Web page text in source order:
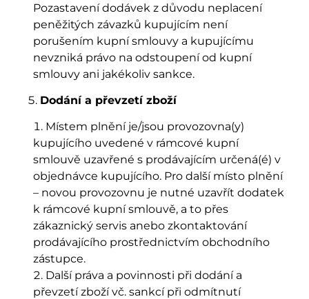
Pozastavení dodávek z důvodu neplacení
peněžitých závazků kupujícím není
porušením kupní smlouvy a kupujícímu
nevzniká právo na odstoupení od kupní
smlouvy ani jakékoliv sankce.
Dodání a převzetí zboží
Místem plnění je/jsou provozovna(y)
kupujícího uvedené v rámcové kupní
smlouvě uzavřené s prodávajícím určená(é) v
objednávce kupujícího. Pro další místo plnění
– novou provozovnu je nutné uzavřít dodatek
k rámcové kupní smlouvě, a to přes
zákaznický servis anebo zkontaktování
prodávajícího prostřednictvím obchodního
zástupce.
Další práva a povinnosti při dodání a
převzetí zboží vč. sankcí při odmítnutí